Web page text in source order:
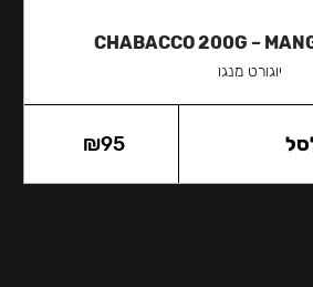
CHABACCO 200G –
יוגורט מנגו
₪95